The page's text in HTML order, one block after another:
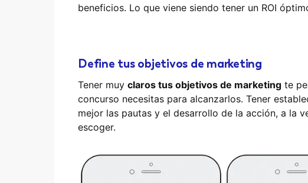
beneficios. Lo que viene siendo tener un ROI
Define tus objetivos de marketing
Tener muy claros tus objetivos de marketing te
concurso necesitas para alcanzarlos. Tener
mejor las pautas y el desarrollo de la acción, a la
escoger.